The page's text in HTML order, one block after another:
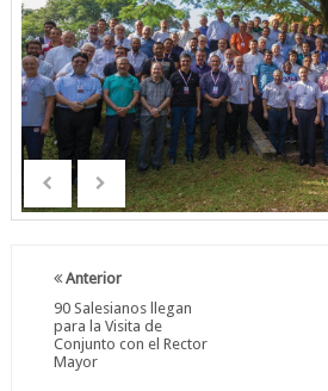
Anterior
90 Salesianos llegan
para la Visita de
Conjunto con el Rector
Mayor